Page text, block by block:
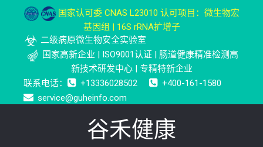
国家认可委 CNAS L23010 认可项目：微生物宏
基因组 | 16S rRNA扩增子
二级病原微生物安全实验室
国家高新企业 | ISO9001认证 | 肠道健康精准检测高
新技术研发中心 | 专精特新企业
联系电话：
+13336028502
+400-161-1580
service@guheinfo.com
谷禾健康